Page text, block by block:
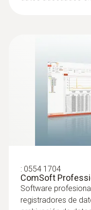
: 0554 1704
ComSoft
Software
registradores de